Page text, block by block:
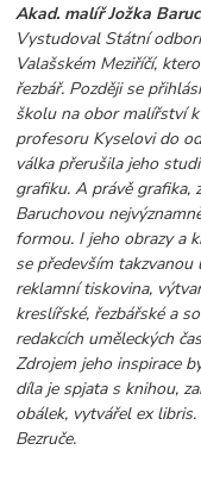
Akad. malíř Jožka
Vystudoval Státní
Valašském Meziříčí,
řezbář. Později se
školu na obor malířství
profesoru Kyselovi do
válka přerušila jeho
grafiku. A právě grafika,
Baruchovou
formou. I jeho obrazy a
se především
reklamní tiskovina,
kreslířské, řezbářské a
redakcích uměleckých
Zdrojem jeho inspirace
díla je spjata s knihou,
obálek, vytvářel ex
Bezruče.